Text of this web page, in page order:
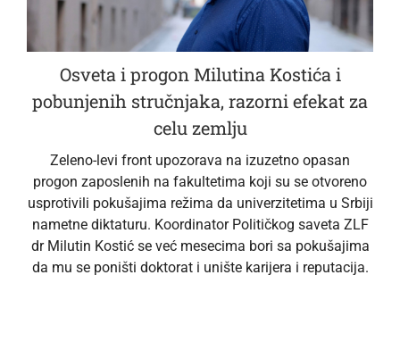
Osveta i progon Milutina Kostića i
pobunjenih stručnjaka, razorni efekat za
celu zemlju
Zeleno-levi front upozorava na izuzetno opasan
progon zaposlenih na fakultetima koji su se otvoreno
usprotivili pokušajima režima da univerzitetima u Srbiji
nametne diktaturu. Koordinator Političkog saveta ZLF
dr Milutin Kostić se već mesecima bori sa pokušajima
da mu se poništi doktorat i unište karijera i reputacija.